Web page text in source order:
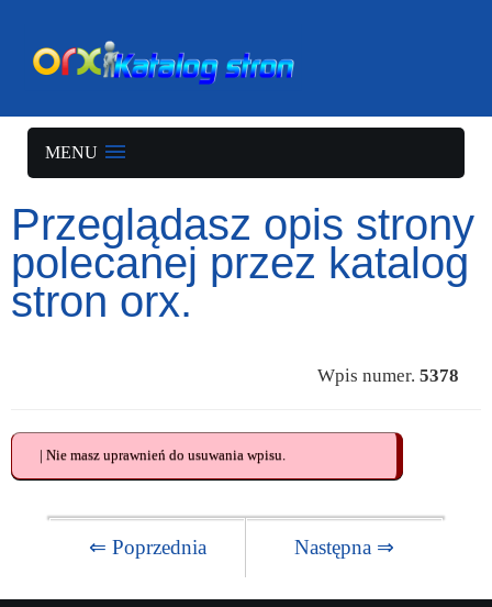
MENU
Przeglądasz opis strony
polecanej przez katalog
stron orx.
Wpis numer. 5378
| Nie masz uprawnień do usuwania wpisu.
⇐ Poprzednia Następna ⇒